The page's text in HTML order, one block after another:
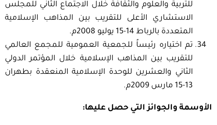
للتربية والعلوم والثقافة خلال الاجتماع الثاني للمجلس
الاستشاري الأعلى للتقريب بين المذاهب الإسلامية
المتعددة بالرباط 14-15 يوليو 2008م.
تم اختياره رئيساً للجمعية العمومية للمجمع العالمي
للتقريب بين المذاهب الإسلامية خلال المؤتمر الدولي
الثاني والعشرين للوحدة الإسلامية المنعقدة بطهران
13-15 مارس 2009م.
الأوسمة والجوائز التي حصل عليها: